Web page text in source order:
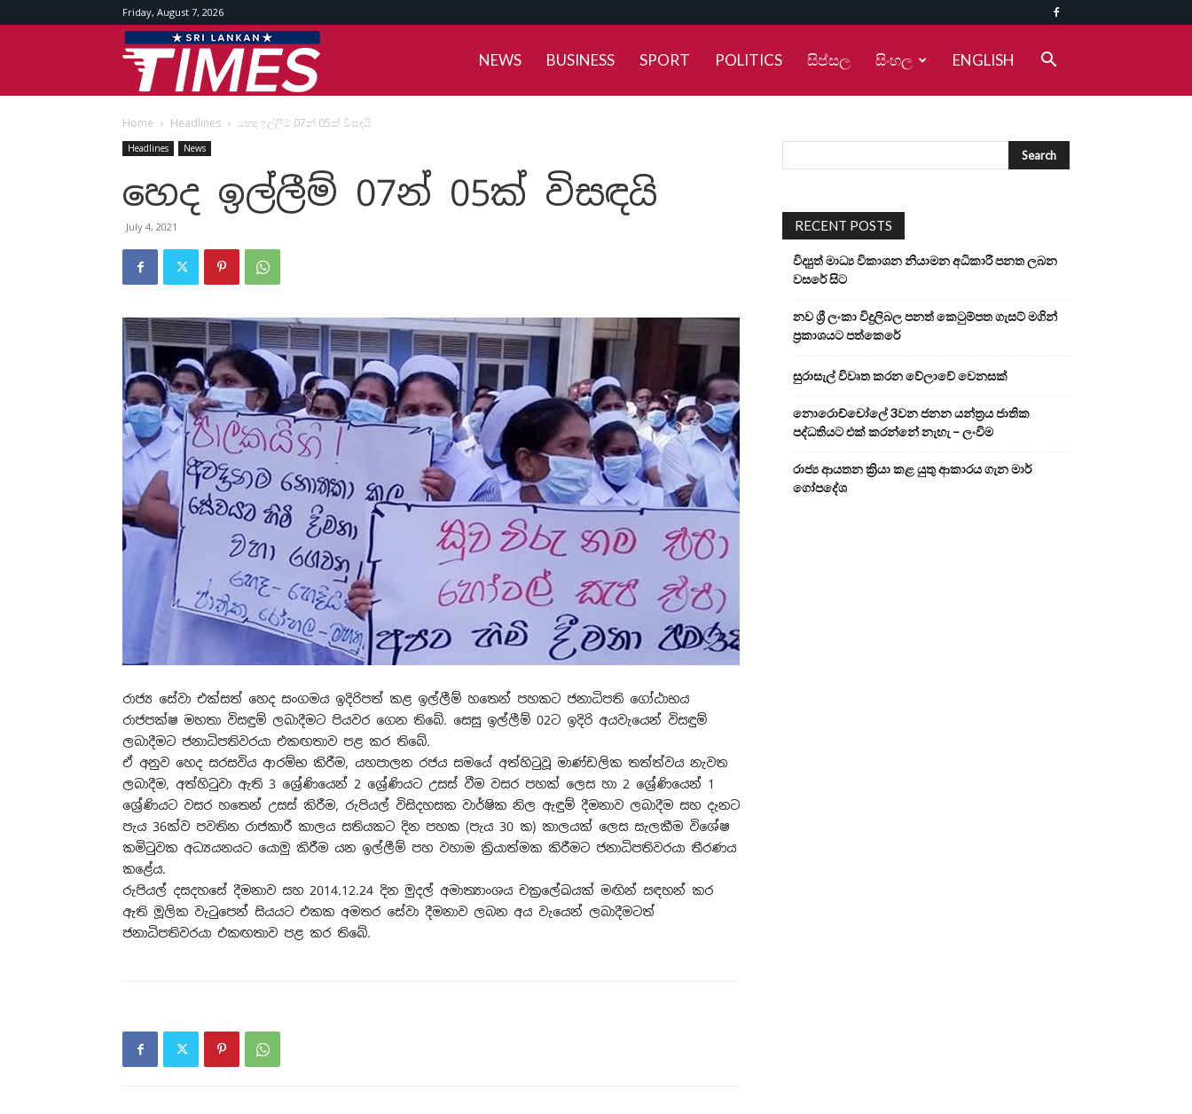
Friday, August 7, 2026
Srilankan
Times
NEWS BUSINESS SPORT POLITICS සිප්සල සිංහල ENGLISH
Home Headlines හෙද ඉල්ලීම් 07න් 05ක් විසඳයි
Headlines News
හෙද ඉල්ලීම් 07න් 05ක් විසඳයි
July 4, 2021
රාජ්‍ය සේවා එක්සත් හෙද සංගමය ඉදිරිපත් කළ ඉල්ලීම් හතෙන් පහකට ජනාධිපති ගෝඨාභය
රාජපක්ෂ මහතා විසඳුම් ලබාදීමට පියවර ගෙන තිබේ. සෙසු ඉල්ලීම් 02ට ඉදිරි අයවැයෙන් විසඳුම්
ලබාදීමට ජනාධිපතිවරයා එකඟතාව පළ කර තිබේ.
ඒ අනුව හෙද සරසවිය ආරම්භ කිරීම, යහපාලන රජය සමයේ අත්හිටුවූ මාණ්ඩලික තත්ත්වය නැවත
ලබාදීම, අත්හිටුවා ඇති 3 ශ්‍රේණියෙන් 2 ශ්‍රේණියට උසස් වීම වසර පහක් ලෙස හා 2 ශ්‍රේණියෙන් 1
ශ්‍රේණියට වසර හතෙන් උසස් කිරීම, රුපියල් විසිදහසක වාර්ෂික නිල ඇඳුම් දීමනාව ලබාදීම සහ දැනට
පැය 36ක්ව පවතින රාජකාරී කාලය සතියකට දින පහක (පැය 30 ක) කාලයක් ලෙස සැලකීම විශේෂ
කමිටුවක අධ්‍යයනයට යොමු කිරීම යන ඉල්ලීම් පහ වහාම ක්‍රියාත්මක කිරීමට ජනාධිපතිවරයා තීරණය
කළේය.
රුපියල් දසදහසේ දීමනාව සහ 2014.12.24 දින මුදල් අමාත්‍යාංශය චක්‍රලේඛයක් මඟින් සඳහන් කර
ඇති මූලික වැටුපෙන් සියයට එකක අමතර සේවා දීමනාව ලබන අය වැයෙන් ලබාදීමටත්
ජනාධිපතිවරයා එකඟතාව පළ කර තිබේ.
RECENT POSTS
විද්‍යුත් මාධ්‍ය විකාශන නියාමන අධිකාරී පනත ලබන
වසරේ සිට
නව ශ්‍රී ලංකා විදුලිබල පනත් කෙටුම්පත ගැසට් මගින්
ප්‍රකාශයට පත්කෙරේ
සුරාසැල් විවෘත කරන වේලාවේ වෙනසක්
නොරොච්චෝලේ 3වන ජනන යන්ත්‍රය ජාතික
පද්ධතියට එක් කරන්නේ නැහැ – ලංවිම
රාජ්‍ය ආයතන ක්‍රියා කළ යුතු ආකාරය ගැන මාර්
ගෝපදේශ